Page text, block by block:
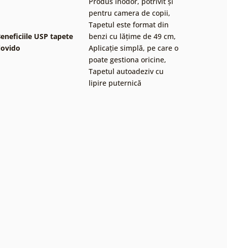
USP tapete
pentru camera de copii,
Tapetul este format din
benzi cu lățime de 49 cm,
Aplicație simplă, pe care o
poate gestiona oricine,
Tapetul autoadeziv cu
lipire puternică